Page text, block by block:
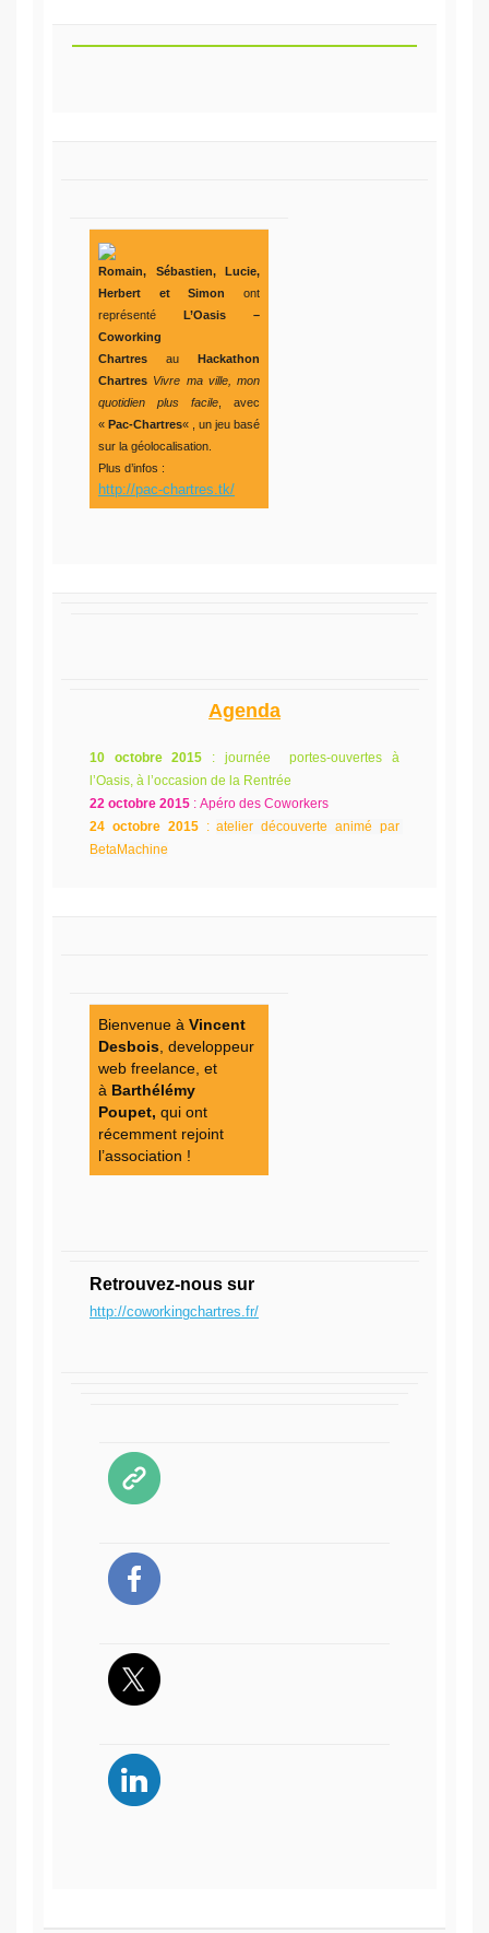
Romain, Sébastien, Lucie,
Herbert et Simon
ont
représenté
L’Oasis –
Coworking
Chartres
au
Hackathon
Chartres Vivre ma ville, mon
quotidien plus facile, avec
« Pac-Chartres« , un jeu basé
sur la géolocalisation.
Plus d’infos :
http://pac-chartres.tk/
Agenda
10 octobre 2015 : journée portes-ouvertes à
l’Oasis, à l’occasion de la Rentrée
22 octobre 2015 : Apéro des Coworkers
24 octobre 2015:atelier découverte animé par
BetaMachine
Bienvenue à Vincent
Desbois, developpeur
web freelance, et
à Barthélémy
Poupet, qui ont
récemment rejoint
l’association !
Retrouvez-nous sur
http://coworkingchartres.fr/